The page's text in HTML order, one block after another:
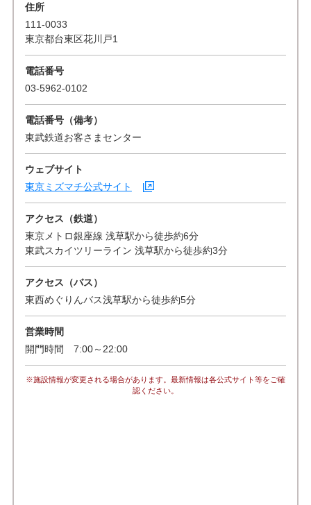
住所
111-0033
東京都台東区花川戸1
電話番号
03-5962-0102
電話番号（備考）
東武鉄道お客さまセンター
ウェブサイト
東京ミズマチ公式サイト
アクセス（鉄道）
東京メトロ銀座線 浅草駅から徒歩約6分
東武スカイツリーライン 浅草駅から徒歩約3分
アクセス（バス）
東西めぐりんバス浅草駅から徒歩約5分
営業時間
開門時間 7:00～22:00
※施設情報が変更される場合があります。最新情報は各公式サイト等をご確
認ください。